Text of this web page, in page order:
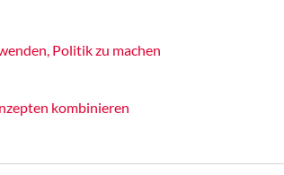
Politik zu machen
kombinieren